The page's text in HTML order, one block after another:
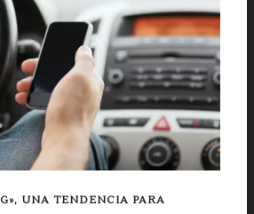
UNA TENDENCIA PARA